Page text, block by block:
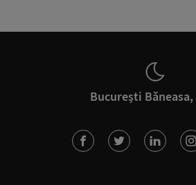
București Băneasa,